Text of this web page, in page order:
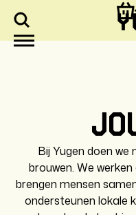
de
Bij Yugen doen
brouwen. We
brengen mensen
ondersteunen lokale